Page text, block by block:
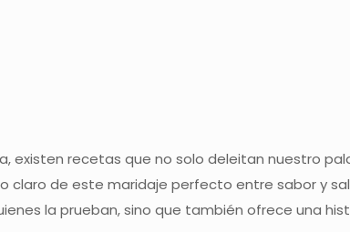
existen recetas que no solo deleitan nuestro
claro de este maridaje perfecto entre sabor y
la prueban, sino que también ofrece una